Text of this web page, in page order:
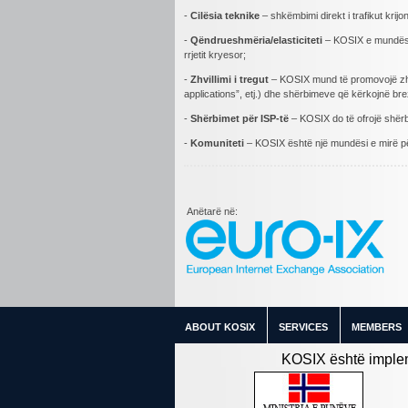
- Cilësia teknike – shkëmbimi direkt i trafikut
- Qëndrueshmëria/elasticiteti – KOSIX e
rrjetit kryesor;
- Zhvillimi i tregut – KOSIX mund të promovojë
applications”, etj.) dhe shërbimeve që kërkojnë
- Shërbimet për ISP-të – KOSIX do të ofrojë
- Komuniteti – KOSIX është një mundësi e mirë
Anëtarë në:
ABOUT KOSIX SERVICES MEMBERS
KOSIX është